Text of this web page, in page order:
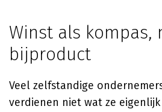
Winst als kompas,
bijproduct
Veel zelfstandige
verdienen niet wat ze